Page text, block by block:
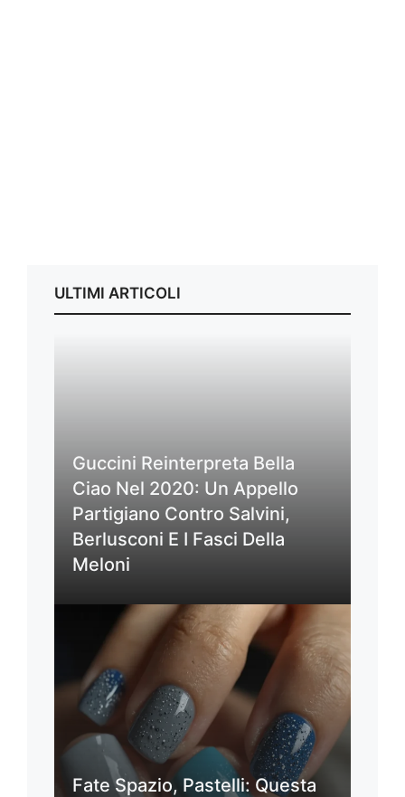
ULTIMI ARTICOLI
Guccini Reinterpreta Bella
Ciao Nel 2020: Un Appello
Partigiano Contro Salvini,
Berlusconi E I Fasci Della
Meloni
Fate Spazio, Pastelli: Questa